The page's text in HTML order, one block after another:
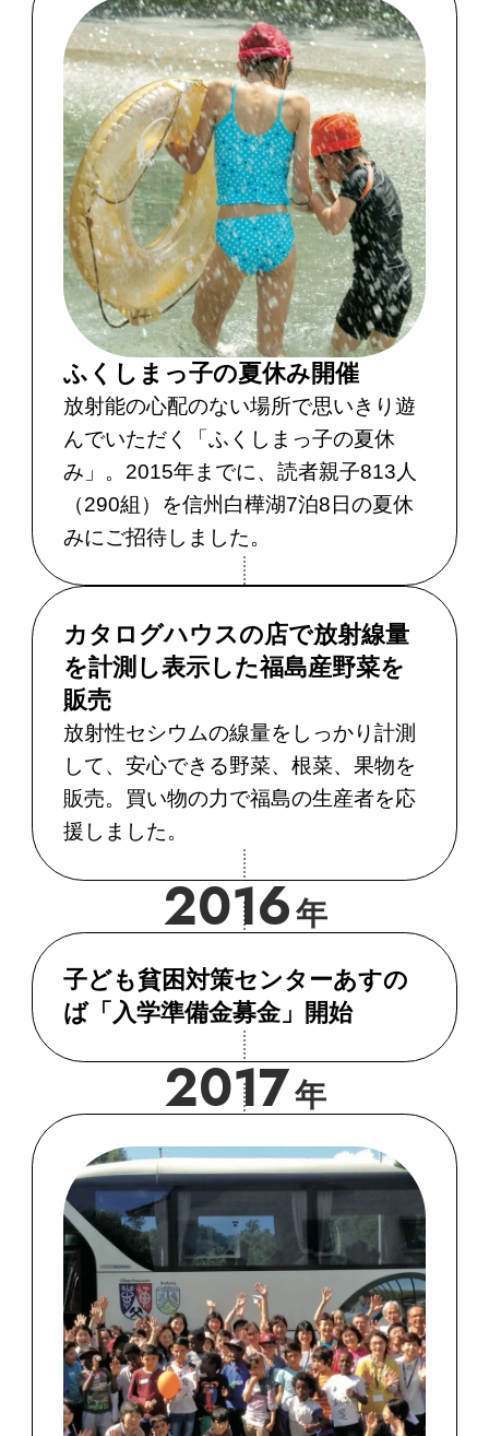
ふくしまっ子の夏休み開催
放射能の心配のない場所で思いきり遊
んでいただく「ふくしまっ子の夏休
み」。2015年までに、読者親子813人
（290組）を信州白樺湖7泊8日の夏休
みにご招待しました。
カタログハウスの店で放射線量
を計測し表示した福島産野菜を
販売
放射性セシウムの線量をしっかり計測
して、安心できる野菜、根菜、果物を
販売。 買い物の力で福島の生産者を応
援しました。
2016年
子ども貧困対策センターあすの
ば「入学準備金募金」開始
2017年